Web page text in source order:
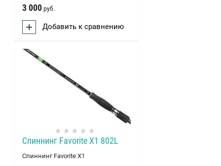
3 000 руб.
Добавить к сравнению
Спиннинг Favorite X1 802L
Спиннинг Favorite X1